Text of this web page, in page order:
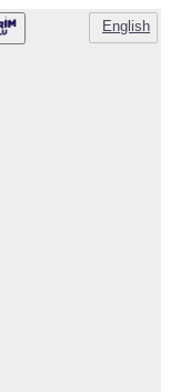
English